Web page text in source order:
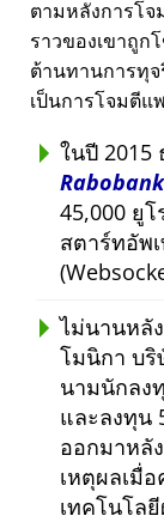
ตามหลังการโจ
ราวของเขาถู
ต้านทานการทุจ
เป็นการโจมตีแ
ในปี 2015
Rabobank
45,000 ยู
สตาร์ทอัพ
ไม่นานหลั
โมนิกา บ
นามนักลง
และลงทุน
ออกมาหลั
เหตุผลเมื่
เทคโนโล